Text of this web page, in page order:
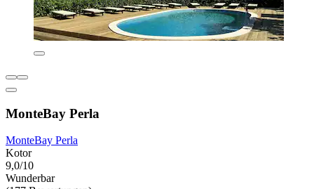
MonteBay Perla
MonteBay Perla
Kotor
9,0/10
Wunderbar